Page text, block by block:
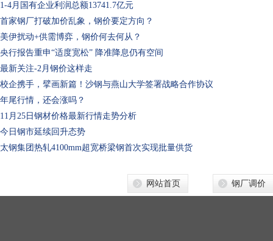
1-4月国有企业利润总额13741.7亿元
首家钢厂打破加价乱象，钢价要定方向？
美伊扰动+供需博弈，钢价何去何从？
央行报告重申“适度宽松” 降准降息仍有空间
最新关注-2月钢价这样走
校企携手，擘画新篇！沙钢与燕山大学签署战略合作协议
年尾行情，还会涨吗？
11月25日钢材价格最新行情走势分析
今日钢市延续回升态势
太钢集团热轧4100mm超宽桥梁钢首次实现批量供货
网站首页 钢厂调价